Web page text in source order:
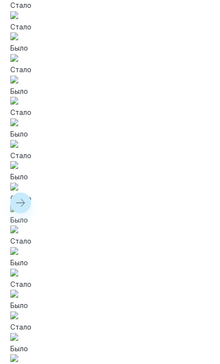
Стало
Стало
Было
Стало
Было
Стало
Было
Стало
Было
Стало
Было
Стало
Было
Стало
Было
Стало
Было